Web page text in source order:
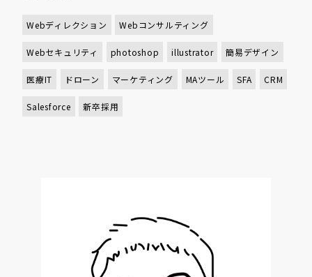
Webディレクション Webコンサルティング
Webセキュリティ photoshop illustrator 簡易デザイン
医療IT ドローン マーケティング MAツール SFA CRM
Salesforce 新卒採用